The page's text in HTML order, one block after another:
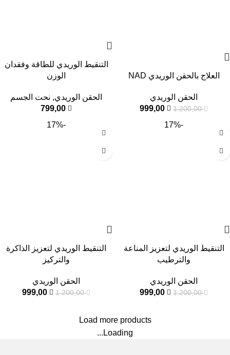
العلاج بالحقن الوريدي NAD
الحقن الوريدي
1.200,00
999,00
التنقيط الوريدي للطاقة وفقدان
الوزن
الحقن الوريدي, نحت الجسم
799,00
-17%
التنقيط الوريدي لتعزيز المناعة
والترطيب
الحقن الوريدي
1.200,00
999,00
-17%
التنقيط الوريدي لتعزيز الذاكرة
والتركيز
الحقن الوريدي
1.200,00
999,00
Load more products
Loading...